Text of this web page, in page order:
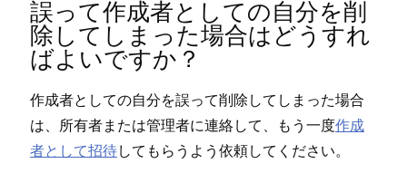
誤⁠って作成者としての自分を削
除してしま⁠った場合はどうすれ
ばよいですか⁠？
作成者としての自分を誤⁠って削除してしま⁠った場合
は⁠、所有者または管理者に連絡して⁠、もう一度作成
者として招待してもらうよう依頼してください⁠。